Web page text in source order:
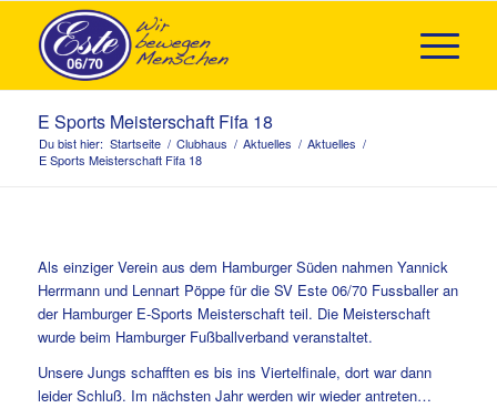
E Sports Meisterschaft Fifa 18
Du bist hier: Startseite / Clubhaus / Aktuelles / Aktuelles /
E Sports Meisterschaft Fifa 18
Als einziger Verein aus dem Hamburger Süden nahmen Yannick
Herrmann und Lennart Pöppe für die SV Este 06/70 Fussballer an
der Hamburger E-Sports Meisterschaft teil. Die Meisterschaft
wurde beim Hamburger Fußballverband veranstaltet.
Unsere Jungs schafften es bis ins Viertelfinale, dort war dann
leider Schluß. Im nächsten Jahr werden wir wieder antreten…